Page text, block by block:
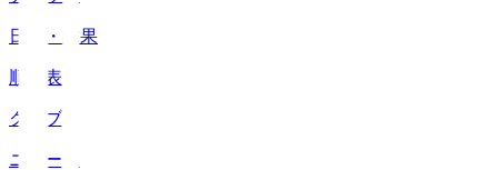
日程・結果
順位表
クラブ
ニュース